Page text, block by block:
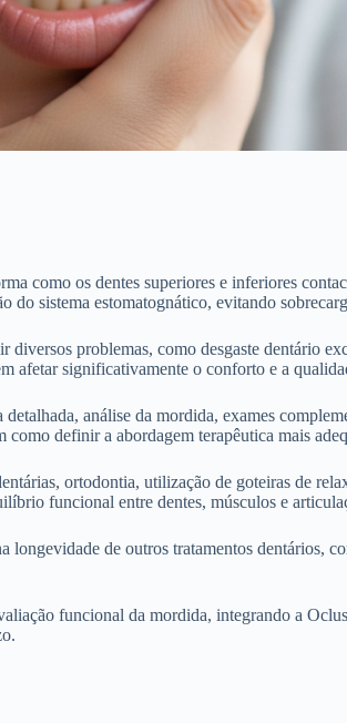
como os dentes superiores e inferiores
do sistema estomatognático, evitando
problemas, como desgaste dentário
afetar significativamente o conforto e a
análise da mordida, exames
definir a abordagem terapêutica mais
ortodontia, utilização de goteiras de
funcional entre dentes, músculos e
de outros tratamentos dentários,
funcional da mordida, integrando a